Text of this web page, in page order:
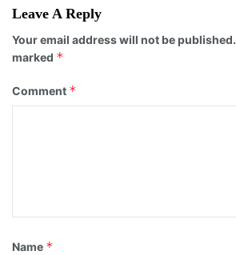
Leave A Reply
Your email address will not be published.
marked *
Comment *
Name *